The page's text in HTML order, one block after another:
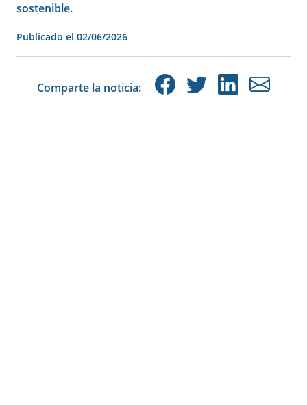
sostenible.
Publicado el 02/06/2026
Comparte la noticia: